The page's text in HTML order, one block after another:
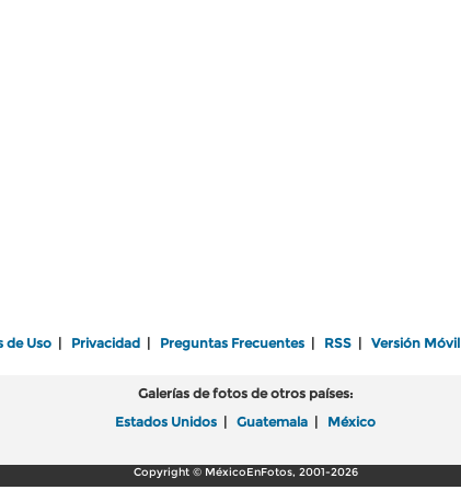
de Uso Privacidad Preguntas Frecuentes RSS Versión Móvil
Galerías de fotos de otros países:
Estados Unidos
Guatemala México
Copyright © MéxicoEnFotos, 2001-2026